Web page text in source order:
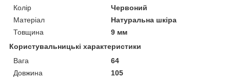
Колір
Червоний
Матеріал
Натуральна шкіра
Товщина
9 мм
Користувальницькі характеристики
Вага
64
Довжина
105